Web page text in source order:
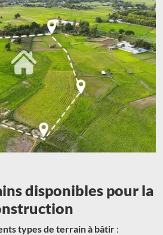
disponibles pour la
types de terrain à bâtir :